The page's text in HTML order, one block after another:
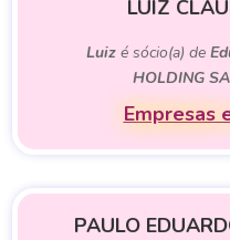
LUIZ
Luizé sócio(a) de
HOLDING SA
Empresas
PAULO